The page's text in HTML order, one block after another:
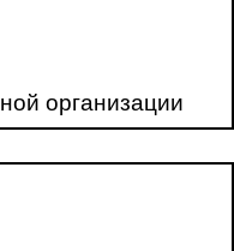
организации